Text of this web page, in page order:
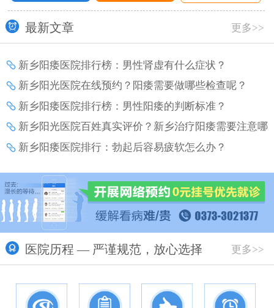
最新文章 更多>>
新乡阳痿医院排行榜：男性肾虚有什么症状？
新乡阳光医院在线预约？阳痿需要做哪些检查呢？
新乡阳痿医院排行榜：男性阳痿的判断标准？
新乡阳光医院百姓真实评价？新乡治疗阳痿需要注意哪
些事项？
新乡阳痿医院排行：勃起后容易疲软怎么办？
医院历程 — 严谨规范，放心选择 更多>>